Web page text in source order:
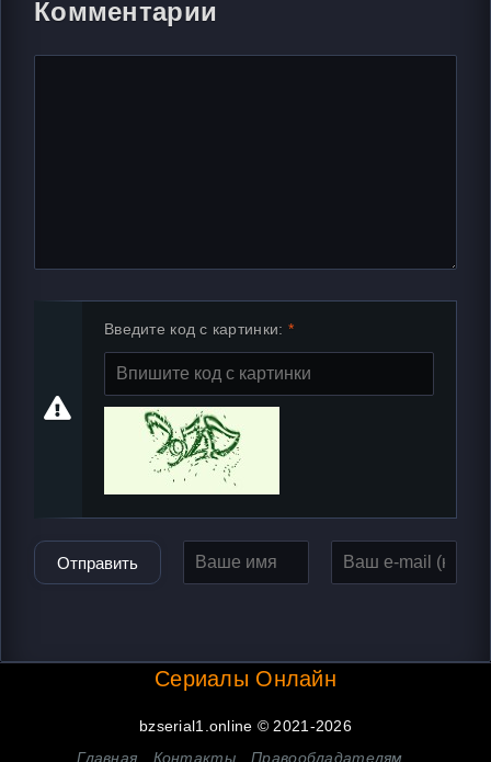
Комментарии
Введите код с картинки:
Отправить
Сериалы Онлайн
bzserial1.online © 2021-2026
Главная
Контакты Правообладателям